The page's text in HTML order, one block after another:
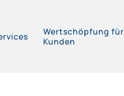
Wertschöpfung für
Kunden